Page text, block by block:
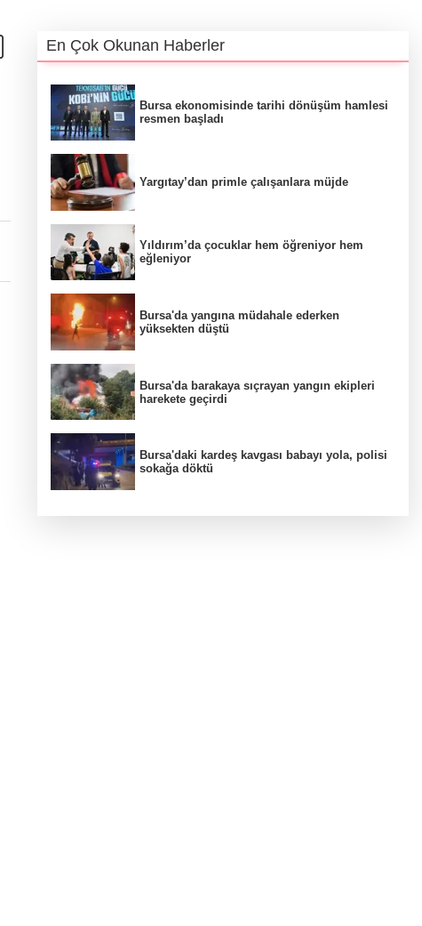
En Çok Okunan Haberler
Bursa ekonomisinde tarihi dönüşüm hamlesi
resmen başladı
Yargıtay’dan primle çalışanlara müjde
Yıldırım’da çocuklar hem öğreniyor hem
eğleniyor
Bursa'da yangına müdahale ederken
yüksekten düştü
Bursa'da barakaya sıçrayan yangın ekipleri
harekete geçirdi
Bursa'daki kardeş kavgası babayı yola, polisi
sokağa döktü